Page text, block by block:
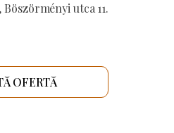
utca 11.
OFERTĂ